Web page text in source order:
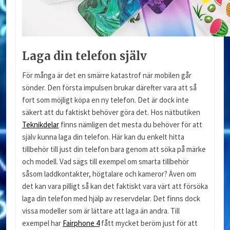
Laga din telefon själv
För många är det en smärre katastrof när mobilen går
sönder. Den första impulsen brukar därefter vara att så
fort som möjligt köpa en ny telefon. Det är dock inte
säkert att du faktiskt behöver göra det. Hos nätbutiken
Teknikdelarfinns nämligen det mesta du behöver för att
själv kunna laga din telefon. Här kan du enkelt hitta
tillbehör till just din telefon bara genom att söka på märke
och modell. Vad sägs till exempel om smarta tillbehör
såsom laddkontakter, högtalare och kameror? Även om
det kan vara pilligt så kan det faktiskt vara värt att försöka
laga din telefon med hjälp av reservdelar. Det finns dock
vissa modeller som är lättare att laga än andra. Till
exempel har Fairphone 4fått mycket beröm just för att